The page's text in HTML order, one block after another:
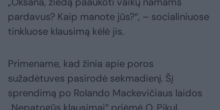
pardavus? Kaip manote jūs?“, – socialiniuose
tinkluose klausimą kėlė jis.
Primename, kad žinia apie poros
sužadėtuves pasirodė sekmadienį. Šį
sprendimą po Rolando Mackevičiaus laidos